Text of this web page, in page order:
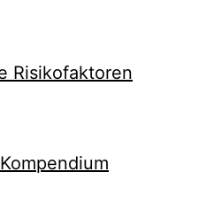
Risikofaktoren